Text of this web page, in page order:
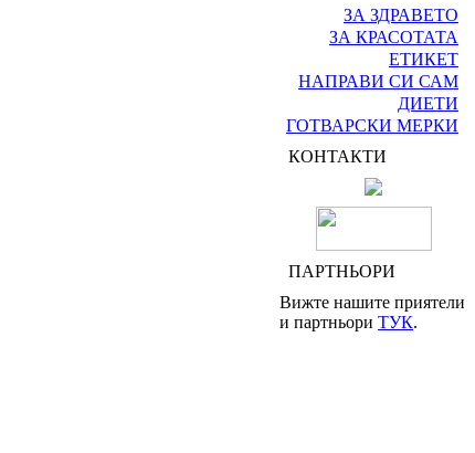
ЗА ЗДРАВЕТО
ЗА КРАСОТАТА
ЕТИКЕТ
НАПРАВИ СИ САМ
ДИЕТИ
ГОТВАРСКИ МЕРКИ
КОНТАКТИ
ПАРТНЬОРИ
Вижте нашите приятели
и партньори ТУК.